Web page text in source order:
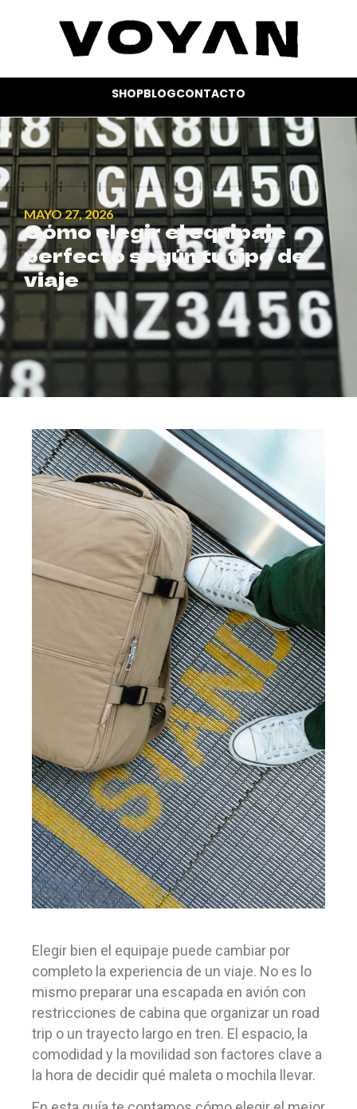
SHOPBLOGCONTACTO
MAYO 27, 2026
Cómo elegir el equipaje
perfecto según tu tipo de
viaje
Elegir bien el equipaje puede cambiar por
completo la experiencia de un viaje. No es lo
mismo preparar una escapada en avión con
restricciones de cabina que organizar un road
trip o un trayecto largo en tren. El espacio, la
comodidad y la movilidad son factores clave a
la hora de decidir qué maleta o mochila llevar.